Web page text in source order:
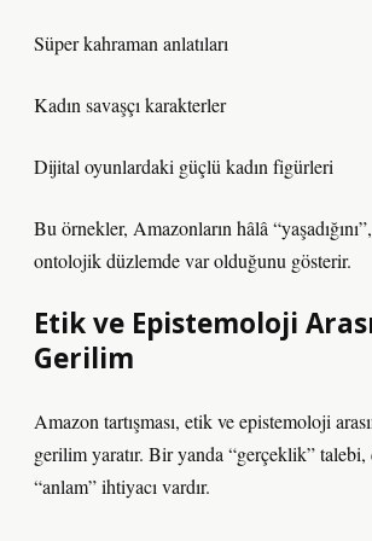
Süper kahraman anlatıları
Kadın savaşçı karakterler
Dijital oyunlardaki güçlü kadın figürleri
Bu örnekler, Amazonların hâlâ
ontolojik düzlemde var olduğunu gösterir.
Etik ve Epistemoloji
Gerilim
Amazon tartışması, etik ve epistemoloji
gerilim yaratır. Bir yanda “gerçeklik” talebi,
“anlam” ihtiyacı vardır.